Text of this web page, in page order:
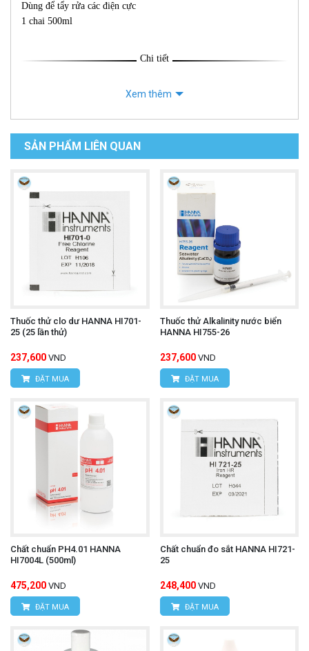
Dùng để tẩy rửa các điện cực
1 chai 500ml
Chi tiết
Xem thêm
SẢN PHẨM LIÊN QUAN
Thuốc thử clo dư HANNA HI701-
25 (25 lần thử)
237,600 VND
ĐẶT MUA
Thuốc thử Alkalinity nước biển
HANNA HI755-26
237,600 VND
ĐẶT MUA
Chất chuẩn PH4.01 HANNA
HI7004L (500ml)
475,200 VND
ĐẶT MUA
Chất chuẩn đo sắt HANNA HI721-
25
248,400 VND
ĐẶT MUA